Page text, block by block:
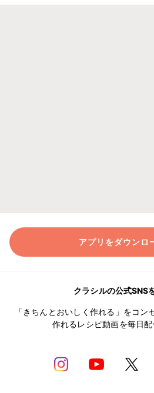
アプリをダウンロ
クラシルの公式SNS
「きちんとおいしく作れる」をコン
作れるレシピ動画を毎日配